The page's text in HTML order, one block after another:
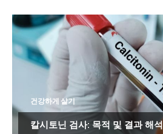
건강하게 살기
칼시토닌 검사: 목적 및 결과 해석